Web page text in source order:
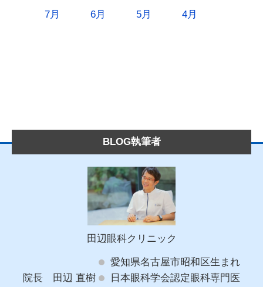
7月
6月 5月 4月
BLOG執筆者
田辺眼科クリニック
院長 田辺 直樹
愛知県名古屋市昭和区生まれ
日本眼科学会認定眼科専門医